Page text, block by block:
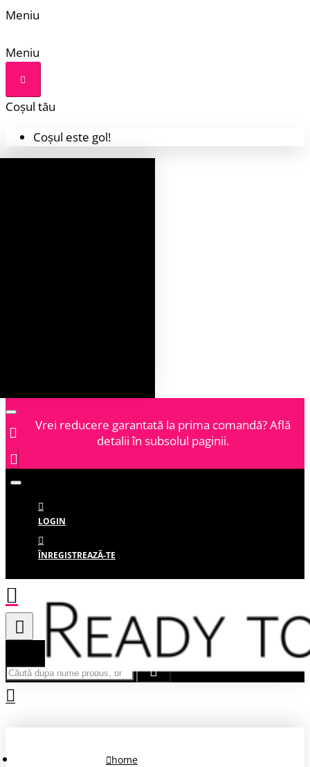
Meniu
Meniu
Coșul tău
Coșul este gol!
Vrei reducere garantată la prima comandă? Află
detalii în subsolul paginii.
LOGIN
ÎNREGISTREAZĂ-TE
Căută după nume produs, brand...
home